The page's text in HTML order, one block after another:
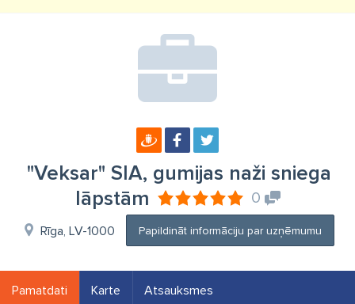
"Veksar" SIA, gumijas naži sniega
lāpstām
0
Rīga, LV-1000 Papildināt informāciju par uzņēmumu
Pamatdati Karte Atsauksmes